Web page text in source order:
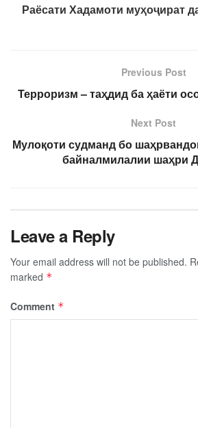
Раёсати Хадамоти муҳоҷират
Previous Post
Терроризм – таҳдид ба ҳаёти
Next Post
Мулоқоти судманд бо
байналмилалии шаҳри
Leave a Reply
Your email address will not be published.
marked *
Comment *